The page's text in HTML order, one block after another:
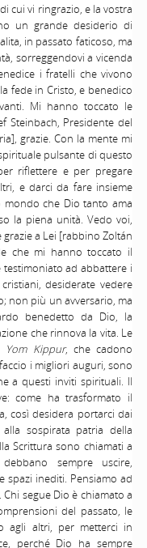
cui vi ringrazio, e la vostra
un grande desiderio di
in passato faticoso, ma
sorreggendovi a vicenda
i fratelli che vivono
fede in Cristo, e benedico
Mi hanno toccato le
Steinbach, Presidente del
grazie. Con la mente mi
pulsante di questo
riflettere e per pregare
e darci da fare insieme
che Dio tanto ama
la piena unità. Vedo voi,
a Lei [rabbino Zoltán
che mi hanno toccato il
testimoniato ad abbattere i
desiderate vedere
non più un avversario, ma
benedetto da Dio, la
che rinnova la vita. Le
Yom Kippur, che cadono
i migliori auguri, sono
a questi inviti spirituali. Il
come ha trasformato il
così desidera portarci dai
alla sospirata patria della
Scrittura sono chiamati a
sempre uscire,
spazi inediti. Pensiamo ad
segue Dio è chiamato a
del passato, le
agli altri, per metterci in
perché Dio ha sempre